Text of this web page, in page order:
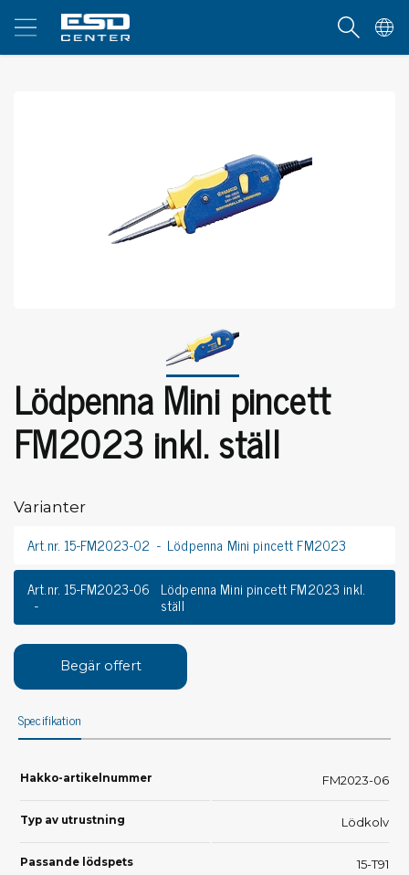
Lödpenna Mini pincett
FM2023 inkl. ställ
Varianter
Art.nr. 15-FM2023-02
Lödpenna Mini pincett FM2023
Art.nr. 15-FM2023-06 Lödpenna Mini pincett FM2023 inkl.
ställ
Begär offert
Specifikation
Hakko-artikelnummer FM2023-06
Typ av utrustning Lödkolv
Passande lödspets 15-T91